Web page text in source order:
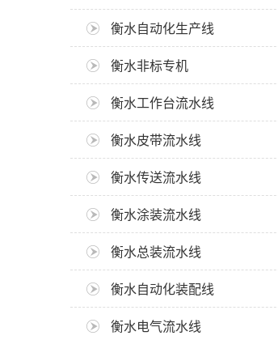
衡水自动化生产线
衡水非标专机
衡水工作台流水线
衡水皮带流水线
衡水传送流水线
衡水涂装流水线
衡水总装流水线
衡水自动化装配线
衡水电气流水线